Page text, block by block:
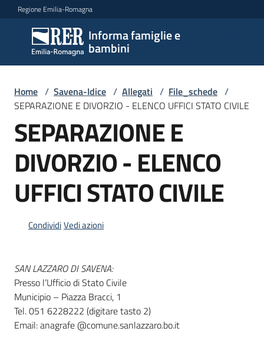
Vai al contenuto
Vai alla navigazione
Vai al footer
Regione Emilia-Romagna
Informa famiglie e
bambini
Informa
famiglie
e
bambini
Argomenti
Servizi
Informazioni
locali
Home / Savena-Idice / Allegati / File_schede /
SEPARAZIONE E DIVORZIO - ELENCO UFFICI STATO CIVILE
SEPARAZIONE E
DIVORZIO - ELENCO
UFFICI STATO CIVILE
CondividiVedi azioni
SAN LAZZARO DI SAVENA:
Presso l’Ufficio di Stato Civile
Municipio – Piazza Bracci, 1
Tel. 051 6228222 (digitare tasto 2)
Email: anagrafe @comune.sanlazzaro.bo.it